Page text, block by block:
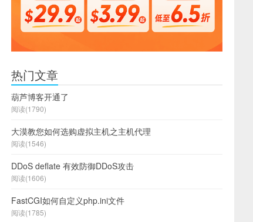
热门文章
葫芦博客开通了
阅读(1790)
大漠教您如何选购虚拟主机之主机代理
阅读(1546)
DDoS deflate 有效防御DDoS攻击
阅读(1606)
FastCGI如何自定义php.ini文件
阅读(1785)